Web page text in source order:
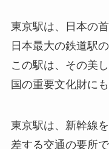
東京駅は、日本の
日本最大の鉄道駅
この駅は、その美
国の重要文化財に
東京駅は、新幹線
差する交通の要所